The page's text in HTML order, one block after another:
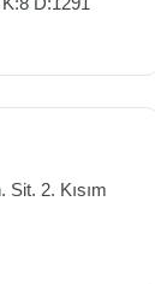
2. Kısım